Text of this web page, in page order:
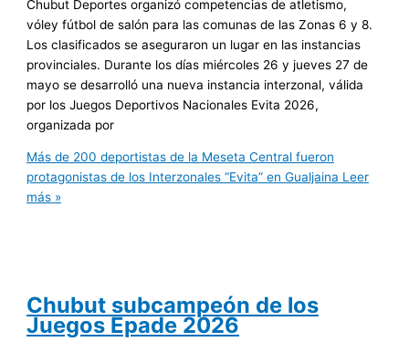
Chubut Deportes organizó competencias de atletismo,
vóley fútbol de salón para las comunas de las Zonas 6 y 8.
Los clasificados se aseguraron un lugar en las instancias
provinciales. Durante los días miércoles 26 y jueves 27 de
mayo se desarrolló una nueva instancia interzonal, válida
por los Juegos Deportivos Nacionales Evita 2026,
organizada por
Más de 200 deportistas de la Meseta Central fueron
protagonistas de los Interzonales “Evita” en Gualjaina Leer
más »
Chubut subcampeón de los
Juegos Epade 2026